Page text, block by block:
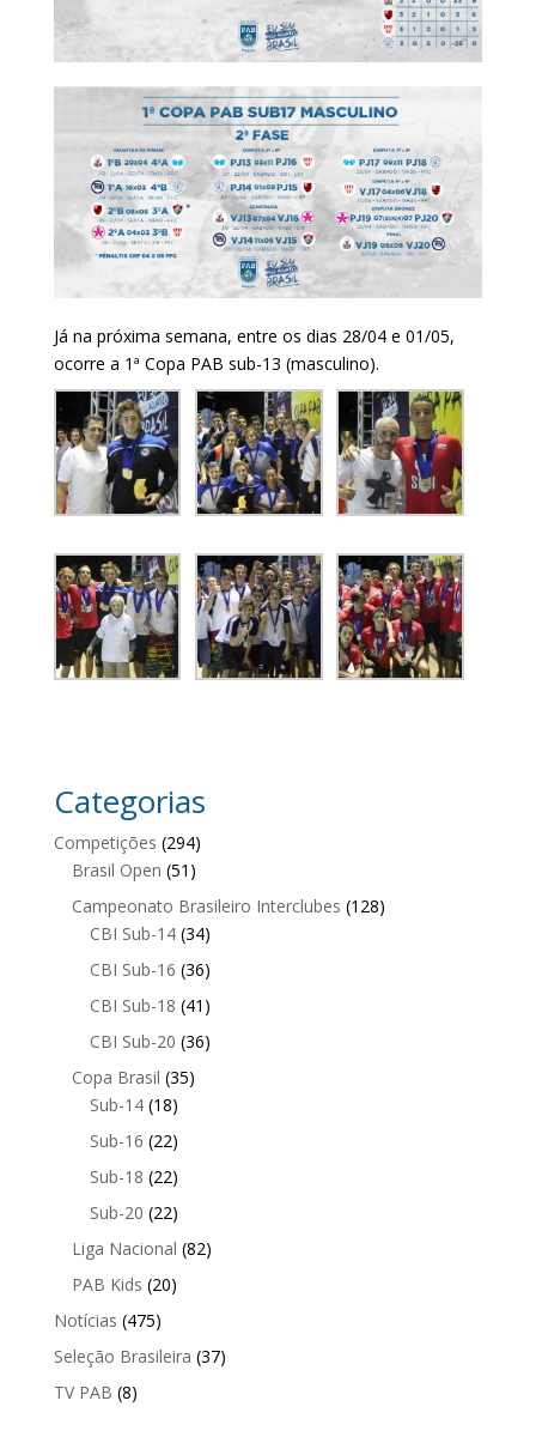
Já na próxima semana, entre os dias 28/04 e 01/05,
ocorre a 1ª Copa PAB sub-13 (masculino).
Categorias
Competições (294)
Brasil Open (51)
Campeonato Brasileiro Interclubes (128)
CBI Sub-14(34)
CBI Sub-16 (36)
CBI Sub-18 (41)
CBI Sub-20 (36)
Copa Brasil (35)
Sub-14(18)
Sub-16 (22)
Sub-18 (22)
Sub-20 (22)
Liga Nacional (82)
PAB Kids (20)
Notícias (475)
Seleção Brasileira (37)
TV PAB (8)